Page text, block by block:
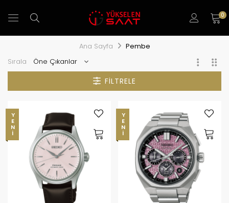
0
Ana Sayfa Pembe
Sırala
FILTRELE
YENI YENI